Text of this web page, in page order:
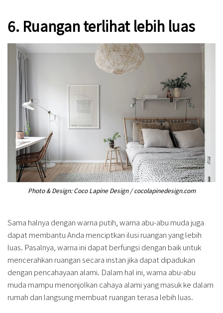
6. Ruangan terlihat lebih luas
Photo & Design: Coco Lapine Design / cocolapinedesign.com
Sama halnya dengan warna putih, warna abu-abu muda juga
dapat membantu Anda menciptkan ilusi ruangan yang lebih
luas. Pasalnya, warna ini dapat berfungsi dengan baik untuk
mencerahkan ruangan secara instan jika dapat dipadukan
dengan pencahayaan alami. Dalam hal ini, warna abu-abu
muda mampu menonjolkan cahaya alami yang masuk ke dalam
rumah dan langsung membuat ruangan terasa lebih luas.